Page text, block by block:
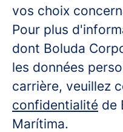
vos choix
Pour plus
dont Boluda
les données
carrière, veuillez
confidentialité de
Marítima.